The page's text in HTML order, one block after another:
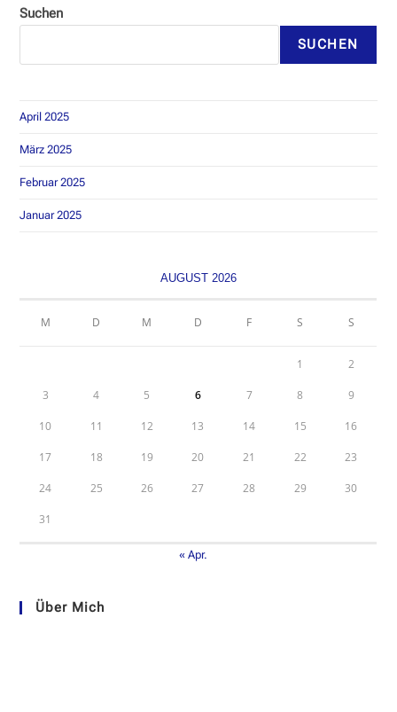
Suchen
SUCHEN
April 2025
März 2025
Februar 2025
Januar 2025
AUGUST 2026
M D M D F S S
1 2
3 4 5 6 7 8 9
10 11 12 13 14 15 16
17 18 19 20 21 22 23
24 25 26 27 28 29 30
31
« Apr.
Über Mich